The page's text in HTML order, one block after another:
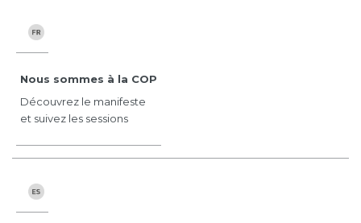
Nous sommes à la COP
Découvrez le manifeste
et suivez les sessions